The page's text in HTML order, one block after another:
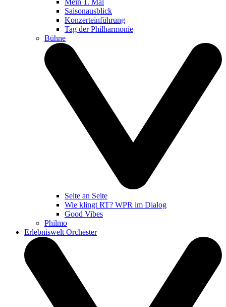
Saisonausblick
Konzerteinführung
Tag der Philharmonie
Bühne
Seite an Seite
Wie klingt RT? WPR im Dialog
Good Vibes
Philmo
Erlebniswelt Orchester